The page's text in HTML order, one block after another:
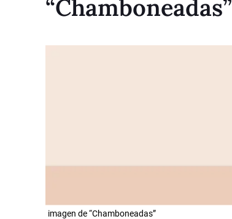
“Chamboneadas”
imagen de “Chamboneadas”